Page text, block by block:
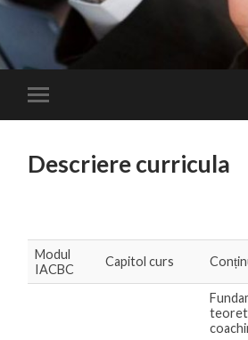
Descriere curricula
Modul
IACBC
Capitol curs